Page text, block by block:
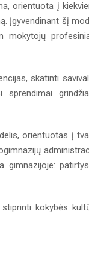
orientuota į
Įgyvendinant šį
mokytojų
skatinti
orientuotas į
gimnazijoje:
kokybės